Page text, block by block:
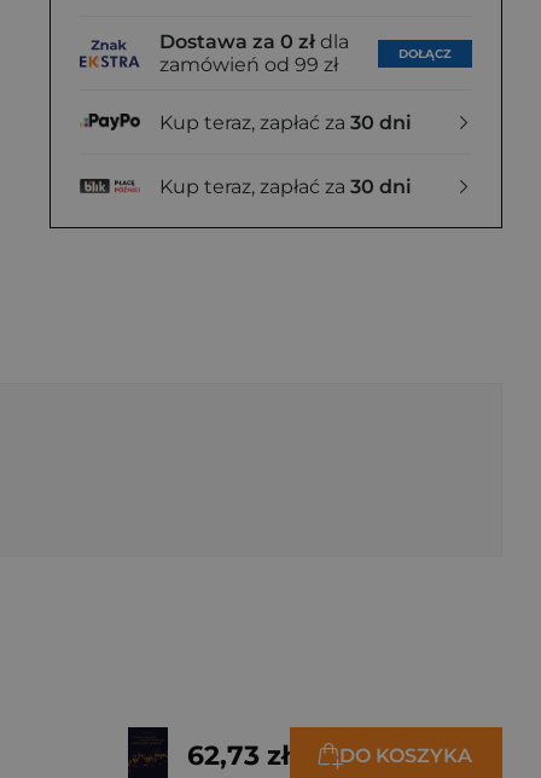
Dostawa za 0 zł dla
zamówień od 99 zł
DOŁĄCZ
Kup teraz, zapłać za 30 dni
Kup teraz, zapłać za 30 dni
62,73 zł DO KOSZYKA